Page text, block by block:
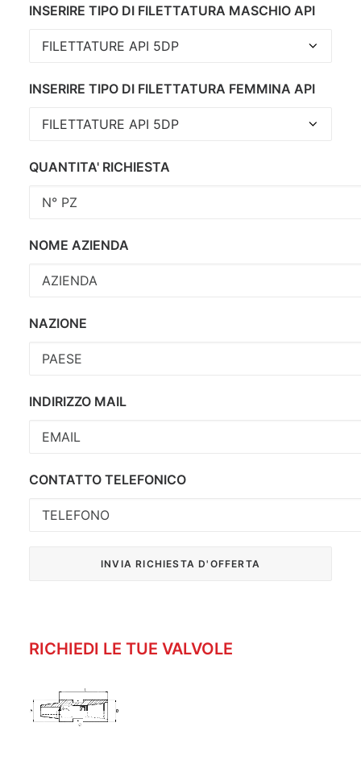
INSERIRE TIPO DI FILETTATURA MASCHIO API
INSERIRE TIPO DI FILETTATURA FEMMINA API
QUANTITA' RICHIESTA
NOME AZIENDA
NAZIONE
INDIRIZZO MAIL
CONTATTO TELEFONICO
RICHIEDI LE TUE VALVOLE